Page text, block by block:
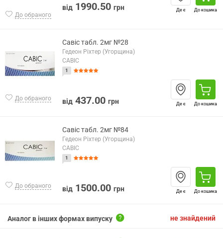
До обраного
від 1990.50 грн Де є До кошика
До обраного
Савіс табл. 2мг №28
Гедеон Ріхтер (Угорщина)
САВІС
1
від 437.00 грн Де є До кошика
До обраного
Савіс табл. 2мг №84
Гедеон Ріхтер (Угорщина)
САВІС
1
від 1500.00 грн Де є До кошика
не знайдений
Аналог в інших формах випуску